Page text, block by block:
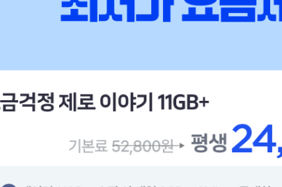
어디에도 없는 최저가 요금제